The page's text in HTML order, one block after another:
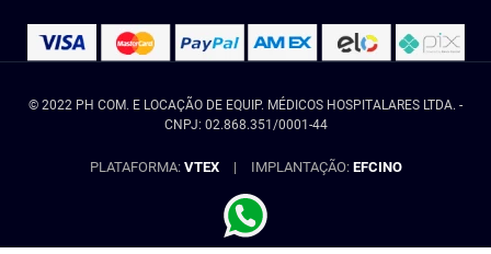
© 2022 PH COM. E LOCAÇÃO DE EQUIP. MÉDICOS HOSPITALARES LTDA. -
CNPJ: 02.868.351/0001-44
PLATAFORMA: VTEX | IMPLANTAÇÃO: EFCINO